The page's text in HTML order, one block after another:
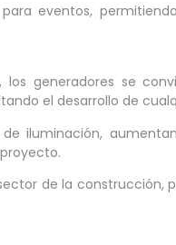
eventos,
generadores se
el desarrollo de
iluminación,
de la construcción,